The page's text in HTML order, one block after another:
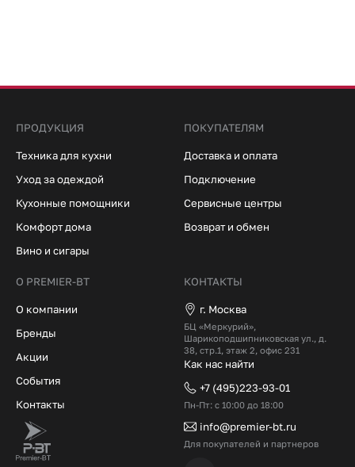
ПРОДУКЦИЯ
Техника для кухни
Уход за одеждой
Кухонные помощники
Комфорт дома
Вино и сигары
ПОКУПАТЕЛЯМ
Доставка и оплата
Подключение
Сервисные центры
Возврат и обмен
О PREMIER-BT
О компании
Бренды
Акции
События
Контакты
КОНТАКТЫ
г. Москва
БЦ «Меркурий»,
Шарикоподшипниковская ул., д.
38, стр.1, этаж 2, офис 231
Как нас найти
+7 (495)223-93-01
Пн-Пт: с 10:00 до 18:00
info@premier-bt.ru
Для покупателей и партнеров